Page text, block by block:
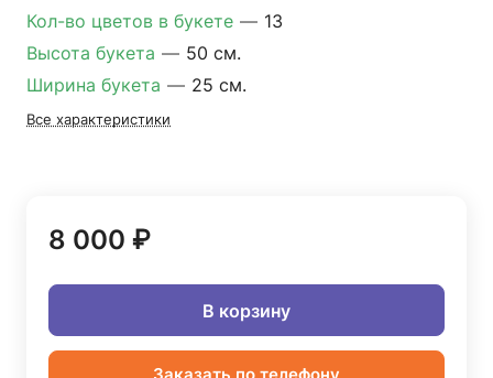
Кол-во цветов в букете — 13
Высота букета — 50 см.
Ширина букета — 25 см.
Все характеристики
8 000 ₽
В корзину
Заказать по телефону